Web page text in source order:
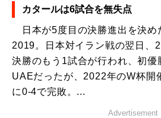
カタールは6試合を無失点
日本が5度目の決勝進出を決め
2019。日本対イラン戦の翌日、
決勝のもう1試合が行われ、初優
UAEだったが、2022年のW杯開
に0-4で完敗。...
Advertisement